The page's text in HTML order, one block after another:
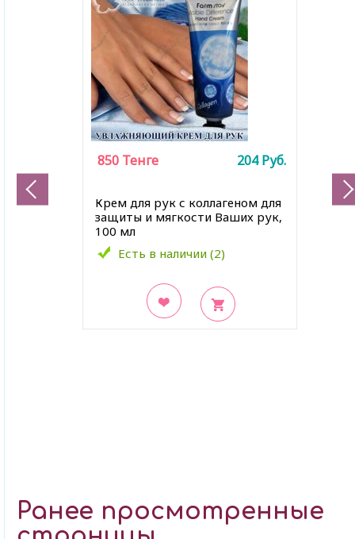
Крем для рук с коллагеном для
защиты и мягкости Ваших рук,
100 мл
Есть в наличии (2)
850 Тенге 204Руб.
Ранее просмотренные